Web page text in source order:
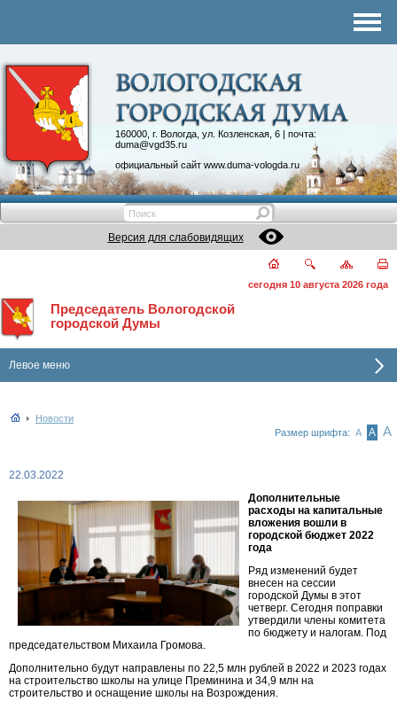
160000, г. Вологда, ул. Козленская, 6 | почта:
duma@vgd35.ru
официальный сайт www.duma-vologda.ru
Контакты
Депутатские объединения
Версия для слабовидящих
сегодня 10 августа 2026 года
Председатель Вологодской
городской Думы
Левое меню
Новости
Размер шрифта: А А А
22.03.2022
Дополнительные
расходы на капитальные
вложения вошли в
городской бюджет 2022
года
Ряд изменений будет
внесен на сессии
городской Думы в этот
четверг. Сегодня поправки
утвердили члены комитета
по бюджету и налогам. Под
председательством Михаила Громова.
Дополнительно будут направлены по 22,5 млн рублей в 2022 и 2023 годах
на строительство школы на улице Преминина и 34,9 млн на
строительство и оснащение школы на Возрождения.